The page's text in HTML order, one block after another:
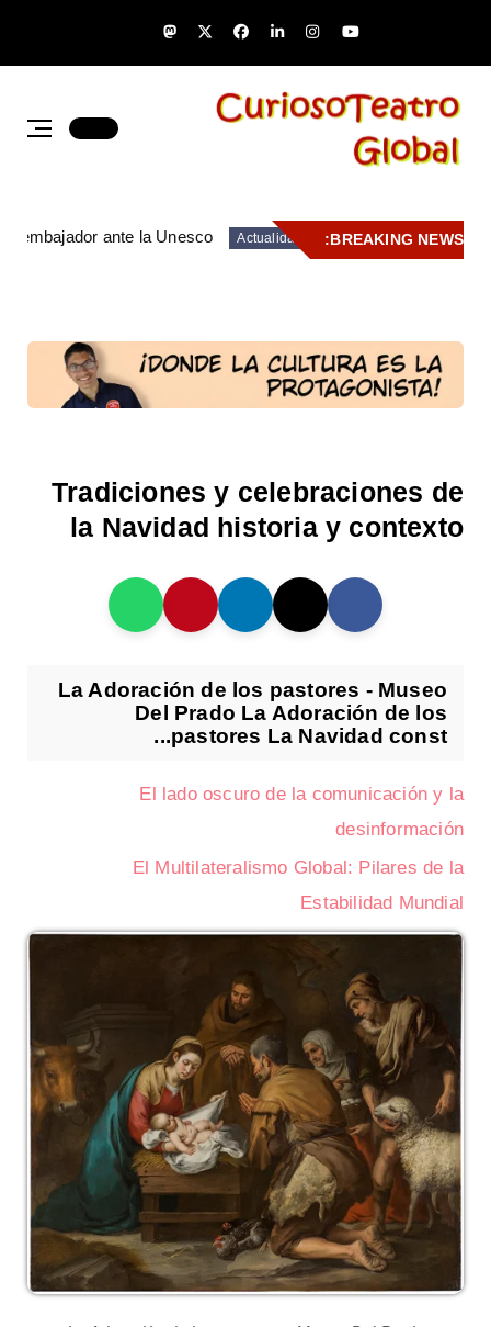
BREAKING NEWS:
Actualidad
embajador ante la Unesco
Tradiciones y celebraciones de
la Navidad historia y contexto
La Adoración de los pastores - Museo
Del Prado La Adoración de los
pastores La Navidad const...
El lado oscuro de la comunicación y la
desinformación
El Multilateralismo Global: Pilares de la
Estabilidad Mundial